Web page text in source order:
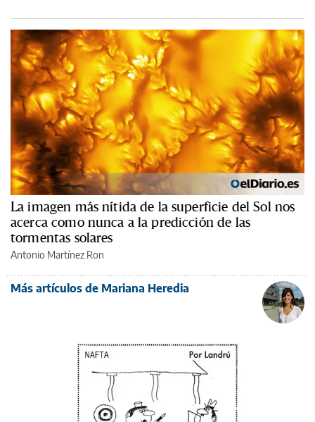
La imagen más nítida de la superficie del Sol nos
acerca como nunca a la predicción de las
tormentas solares
Antonio Martínez Ron
Más artículos de Mariana Heredia